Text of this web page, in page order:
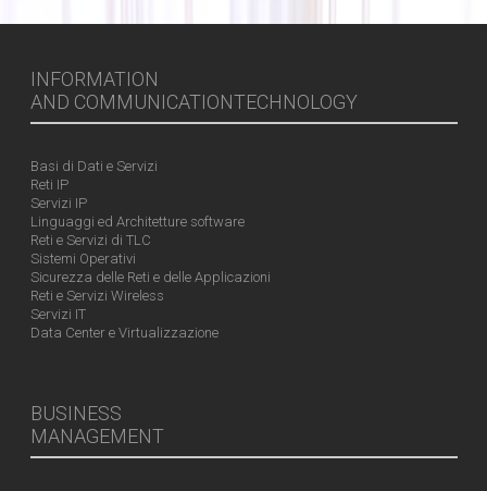
INFORMATION
AND COMMUNICATIONTECHNOLOGY
Basi di Dati e Servizi
Reti IP
Servizi IP
Linguaggi ed Architetture software
Reti e Servizi di TLC
Sistemi Operativi
Sicurezza delle Reti e delle Applicazioni
Reti e Servizi Wireless
Servizi IT
Data Center e Virtualizzazione
BUSINESS
MANAGEMENT